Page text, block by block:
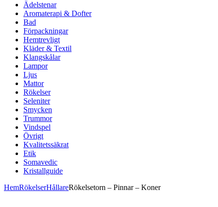
Ädelstenar
Aromaterapi & Dofter
Bad
Förpackningar
Hemtrevligt
Kläder & Textil
Klangskålar
Lampor
Ljus
Mattor
Rökelser
Seleniter
Smycken
Trummor
Vindspel
Övrigt
Kvalitetssäkrat
Etik
Somavedic
Kristallguide
HemRökelserHållareRökelsetorn – Pinnar – Koner